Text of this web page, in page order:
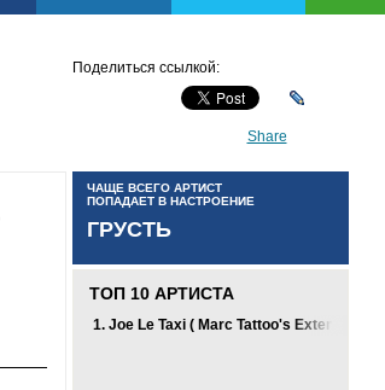
Поделиться ссылкой:
Share
ЧАЩЕ ВСЕГО АРТИСТ
ПОПАДАЕТ В НАСТРОЕНИЕ
ГРУСТЬ
ТОП 10 АРТИСТА
1. Joe Le Taxi ( Marc Tattoo's Extended Mix)